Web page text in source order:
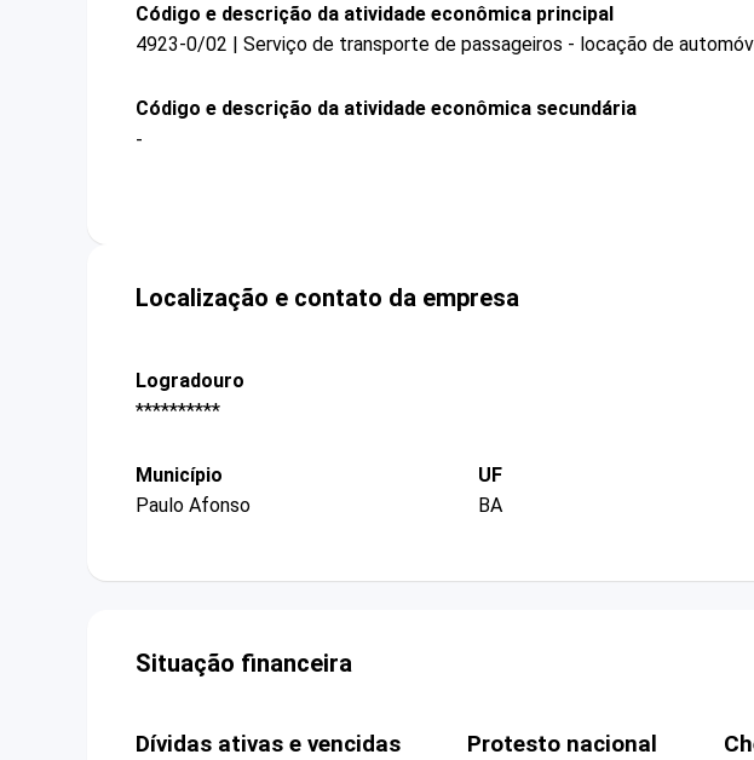
Código e descrição da atividade econômica principal
4923-0/02 | Serviço de transporte de passageiros - locação de
Código e descrição da atividade econômica secundária
-
Localização e contato da empresa
Logradouro
**********
Município
Paulo Afonso
UF
BA
Situação financeira
Dívidas ativas e vencidas Protesto nacional